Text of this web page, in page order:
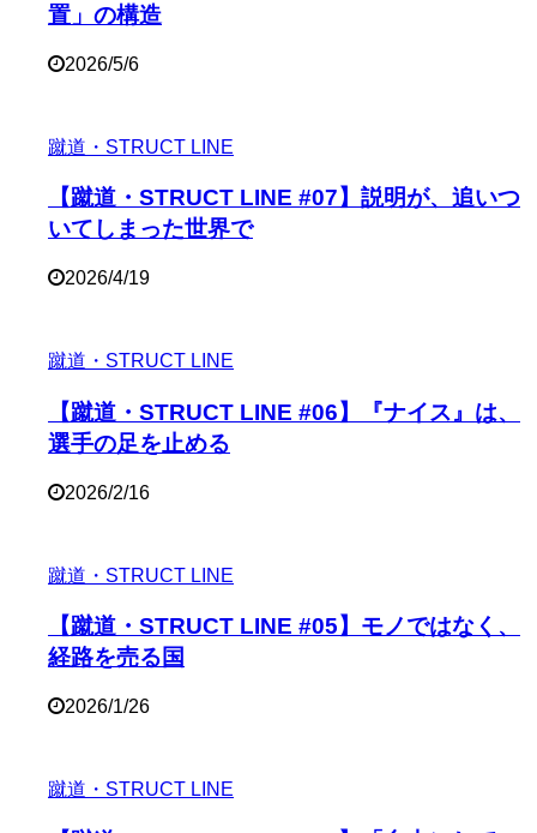
置」の構造
2026/5/6
蹴道・STRUCT LINE
【蹴道・STRUCT LINE #07】説明が、追いつ
いてしまった世界で
2026/4/19
蹴道・STRUCT LINE
【蹴道・STRUCT LINE #06】『ナイス』は、
選手の足を止める
2026/2/16
蹴道・STRUCT LINE
【蹴道・STRUCT LINE #05】モノではなく、
経路を売る国
2026/1/26
蹴道・STRUCT LINE